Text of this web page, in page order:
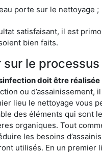
porte sur le nettoyage ;
satisfaisant, il est
bien faits.
sur le
doit être réalisée
ou
lieu le nettoyage vous
des éléments qui sont
organiques. Tout
les besoins
utilisés. En un premier